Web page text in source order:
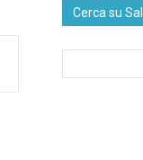
Cerca su